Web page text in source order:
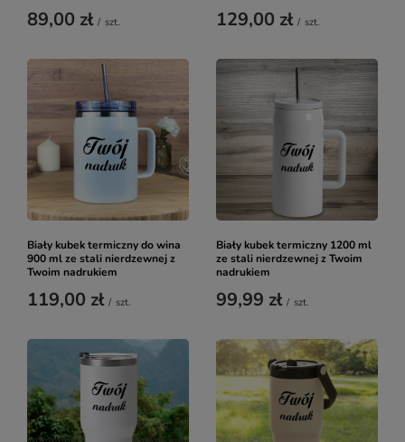
89,00 zł / szt. 129,00 zł / szt.
Biały kubek termiczny do wina
900 ml ze stali nierdzewnej z
Twoim nadrukiem
119,00 zł / szt.
Biały kubek termiczny 1200 ml
ze stali nierdzewnej z Twoim
nadrukiem
99,99 zł / szt.